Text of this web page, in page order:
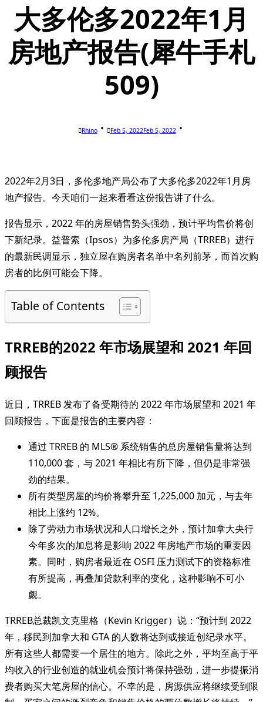
大多伦多2022年1月
房地产报告(犀牛手札
509)
Rhino Feb 5, 2022Feb 5, 2022
2022年2月3日，多伦多地产局公布了大多伦多2022年1月房
地产报告。今天咱们一起来看看这份报告讲了什么。
报告显示，2022 年的房屋销售势头强劲，预计平均售价将创
下新纪录。益普索（Ipsos）为多伦多房产局（TRREB）进行
的最新民调显示，独立屋在购房者名单中名列前茅，而首次购
房者的比例可能会下降。
Table of Contents
TRREB的2022 年市场展望和 2021 年回
顾报告
近日，TRREB 发布了备受期待的 2022 年市场展望和 2021 年
回顾报告，下面是报告的主要内容：
通过 TRREB 的 MLS® 系统销售的总房屋销售量将达到
110,000 套，与 2021 年相比有所下降，但仍是非常强
劲的结果。
所有类型房屋的均价将攀升至 1,225,000 加元，与去年
相比上涨约 12%。
除了劳动力市场状况和人口增长之外，预计加拿大央行
今年多次的加息将是影响 2022 年房地产市场的重要因
素。同时，购房者最近在 OSFI 压力测试下的资格标准
有所提高，再叠加贷款利率的变化，这种影响不可小
觑。
TRREB总裁凯文克里格（Kevin Krigger）说：“预计到 2022
年，移民到加拿大和 GTA 的人数将达到或接近创纪录水平。
所有这些人都需要一个居住的地方。除此之外，平均至高于平
均收入的行业创造的就业机会预计将保持强劲，进一步提振消
费者购买大笔房屋的信心。不幸的是，房源供应将继续受到限